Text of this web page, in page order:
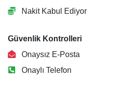
Nakit Kabul Ediyor
Güvenlik Kontrolleri
Onaysız E-Posta
Onaylı Telefon